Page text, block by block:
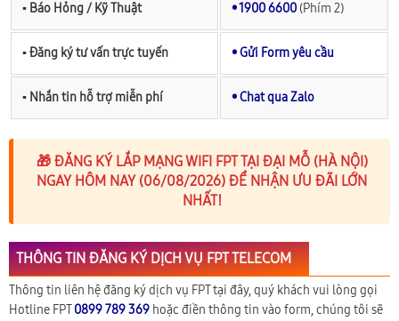
▪︎ Báo Hỏng / Kỹ Thuật • 1900 6600 (Phím 2)
▪︎ Đăng ký tư vấn trực tuyến • Gửi Form yêu cầu
▪︎ Nhắn tin hỗ trợ miễn phí • Chat qua Zalo
🎁 ĐĂNG KÝ LẮP MẠNG WIFI FPT TẠI ĐẠI MỖ (HÀ NỘI)
NGAY HÔM NAY (06/08/2026) ĐỂ NHẬN ƯU ĐÃI LỚN
NHẤT!
THÔNG TIN ĐĂNG KÝ DỊCH VỤ FPT TELECOM
Thông tin liên hệ đăng ký dịch vụ FPT tại đây, quý khách vui lòng gọi
Hotline FPT0899 789 369 hoặc điền thông tin vào form, chúng tôi sẽ